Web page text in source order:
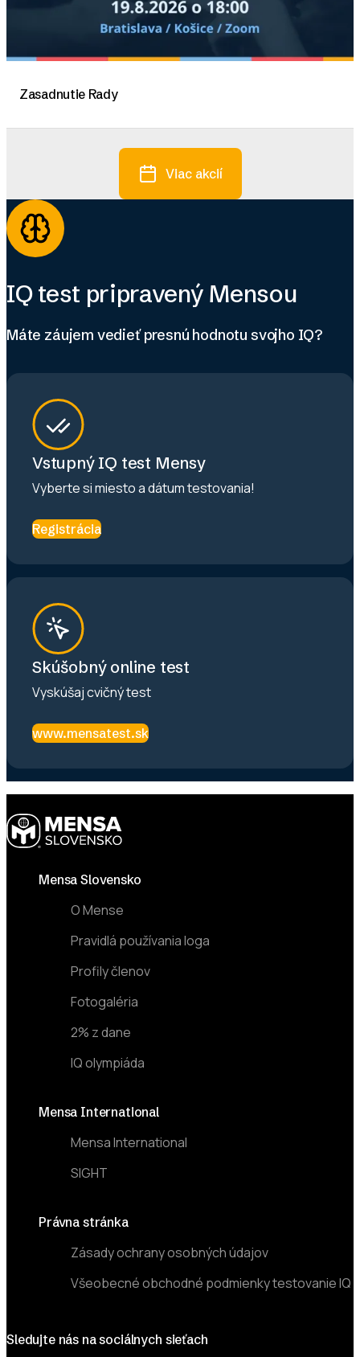
Zasadnutie Rady
Viac akcií
IQ test pripravený Mensou
Máte záujem vedieť presnú hodnotu svojho IQ?
Vstupný IQ test Mensy
Vyberte si miesto a dátum testovania!
Registrácia
Skúšobný online test
Vyskúšaj cvičný test
www.mensatest.sk
FooterMensa Slovensko
O Mense
Pravidlá používania loga
Profily členov
Fotogaléria
2% z dane
IQ olympiáda
Mensa International
Mensa International
SIGHT
Právna stránka
Zásady ochrany osobných údajov
Všeobecné obchodné podmienky testovanie IQ
Sledujte nás na sociálnych sieťach